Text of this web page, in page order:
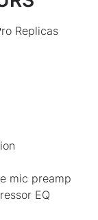
Replicas
mic preamp
EQ